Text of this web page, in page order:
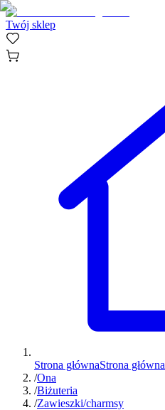
Twój sklep
Strona głównaStrona główna
/Ona
/Biżuteria
/Zawieszki/charmsy